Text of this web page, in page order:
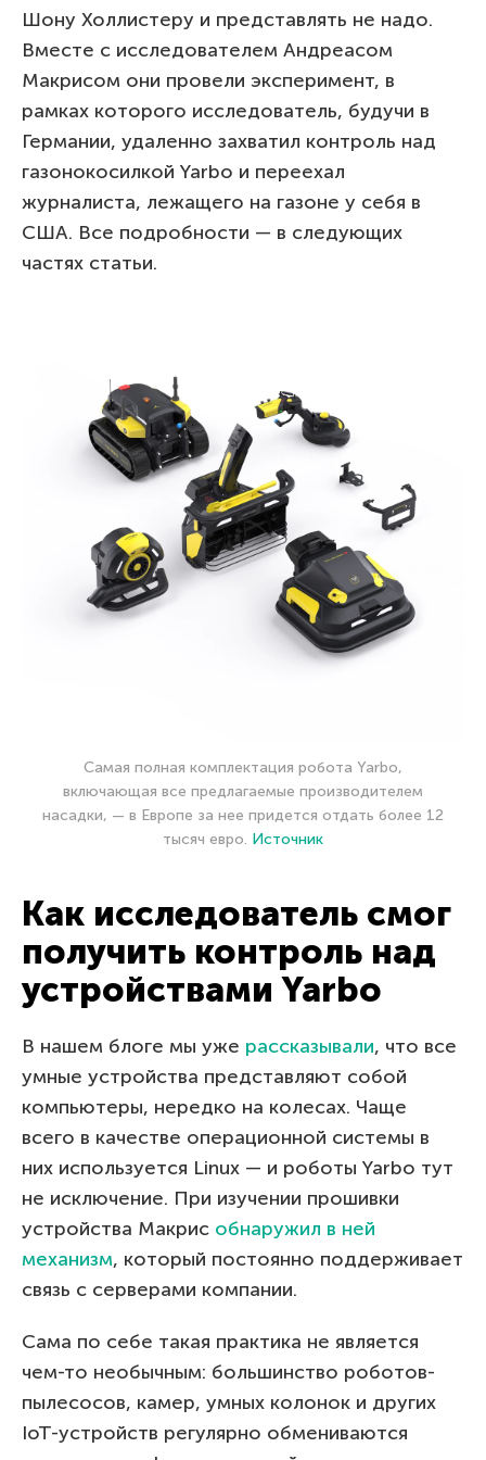
Шону Холлистеру и представлять не надо.
Вместе с исследователем Андреасом
Макрисом они провели эксперимент, в
рамках которого исследователь, будучи в
Германии, удаленно захватил контроль над
газонокосилкой Yarbo и переехал
журналиста, лежащего на газоне у себя в
США. Все подробности — в следующих
частях статьи.
Самая полная комплектация робота Yarbo,
включающая все предлагаемые производителем
насадки, — в Европе за нее придется отдать более 12
тысяч евро. Источник
Как исследователь смог
получить контроль над
устройствами Yarbo
В нашем блоге мы уже рассказывали, что все
умные устройства представляют собой
компьютеры, нередко на колесах. Чаще
всего в качестве операционной системы в
них используется Linux — и роботы Yarbo тут
не исключение. При изучении прошивки
устройства Макрис обнаружил в ней
механизм, который постоянно поддерживает
связь с серверами компании.
Сама по себе такая практика не является
чем-то необычным: большинство роботов-
пылесосов, камер, умных колонок и других
IoT-устройств регулярно обмениваются